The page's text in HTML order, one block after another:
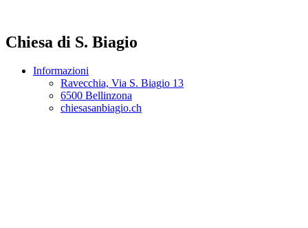
Chiesa di S. Biagio
Informazioni
Ravecchia, Via S. Biagio 13
6500 Bellinzona
chiesasanbiagio.ch